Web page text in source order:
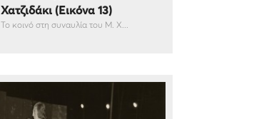
Χατζιδάκι (Εικόνα 13)
Το κοινό στη συναυλία του Μ. Χ...